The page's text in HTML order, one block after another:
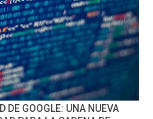
DE GOOGLE: UNA NUEVA